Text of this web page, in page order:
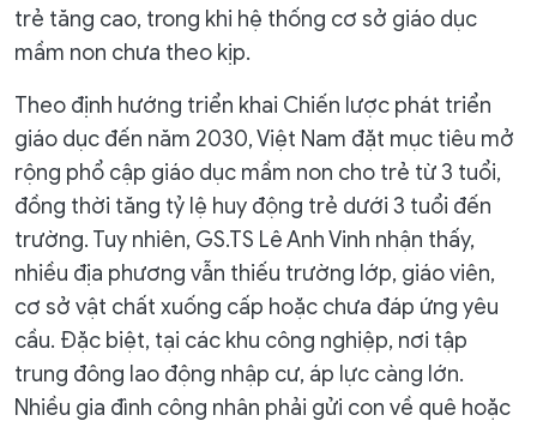
trẻ tăng cao, trong khi hệ thống cơ sở giáo dục
mầm non chưa theo kịp.
Theo định hướng triển khai Chiến lược phát triển
giáo dục đến năm 2030, Việt Nam đặt mục tiêu mở
rộng phổ cập giáo dục mầm non cho trẻ từ 3 tuổi,
đồng thời tăng tỷ lệ huy động trẻ dưới 3 tuổi đến
trường. Tuy nhiên, GS.TS Lê Anh Vinh nhận thấy,
nhiều địa phương vẫn thiếu trường lớp, giáo viên,
cơ sở vật chất xuống cấp hoặc chưa đáp ứng yêu
cầu. Đặc biệt, tại các khu công nghiệp, nơi tập
trung đông lao động nhập cư, áp lực càng lớn.
Nhiều gia đình công nhân phải gửi con về quê hoặc